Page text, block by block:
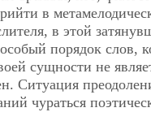
в
в этой
порядок слов,
сущности не
Ситуация
чураться